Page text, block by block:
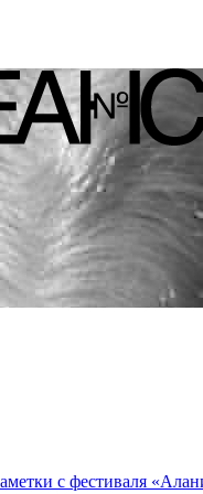
с фестиваля